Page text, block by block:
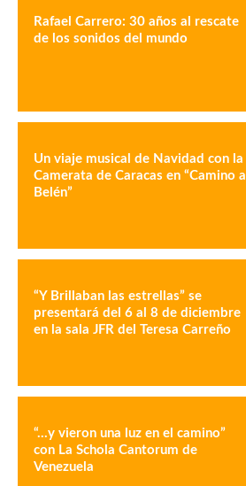
Rafael Carrero: 30 años al rescate
de los sonidos del mundo
Un viaje musical de Navidad con la
Camerata de Caracas en “Camino a
Belén”
“Y Brillaban las estrellas” se
presentará del 6 al 8 de diciembre
en la sala JFR del Teresa Carreño
“…y vieron una luz en el camino”
con La Schola Cantorum de
Venezuela